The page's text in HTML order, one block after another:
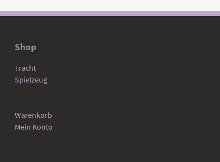
Shop
Tracht
Spielzeug
Warenkorb
Mein Konto